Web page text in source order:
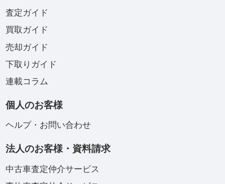
査定ガイド
買取ガイド
売却ガイド
下取りガイド
連載コラム
個人のお客様
ヘルプ・お問い合わせ
法人のお客様・資料請求
中古車査定仲介サービス